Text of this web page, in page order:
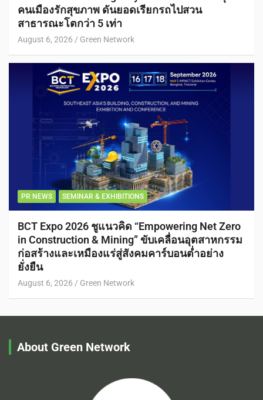
คนเมืองรักสุขภาพ ดันยอดเรียกรถไปสวน
สาธารณะโตกว่า 5 เท่า
August 6, 2026 Green Network
PR NEWS SEMINAR & EXHIBITIONS
BCT Expo 2026 ชูแนวคิด “Empowering Net Zero
in Construction & Mining” ขับเคลื่อนอุตสาหกรรม
ก่อสร้างและเหมืองแร่สู่สังคมคาร์บอนต่ำอย่าง
ยั่งยืน
August 6, 2026 Green Network
About Green Network